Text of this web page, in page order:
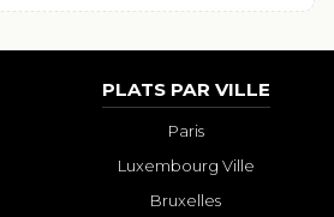
PLATS PAR VILLE
Paris
Luxembourg Ville
Bruxelles